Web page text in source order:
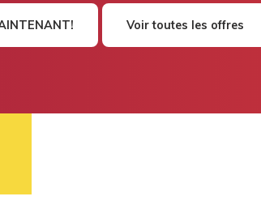
Voir toutes les offres